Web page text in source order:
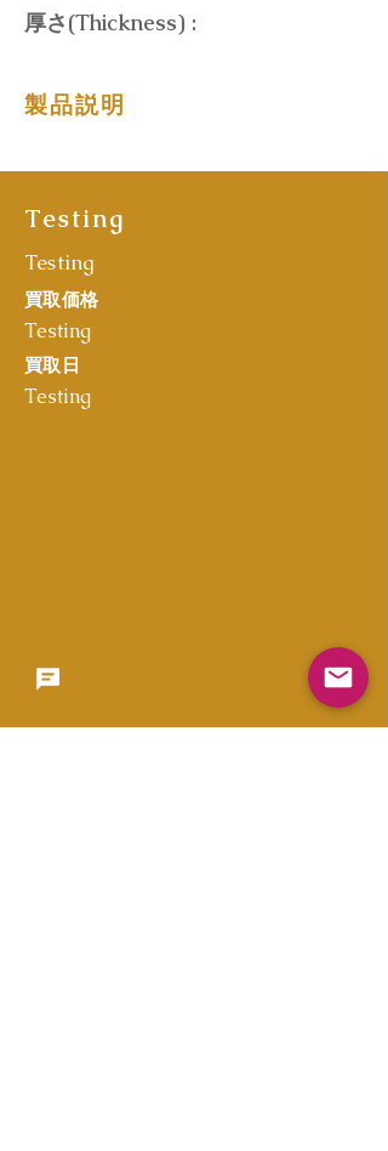
厚さ(Thickness) :
製品説明
Testing
Testing
買取価格
Testing
買取日
Testing